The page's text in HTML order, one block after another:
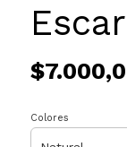
Colores